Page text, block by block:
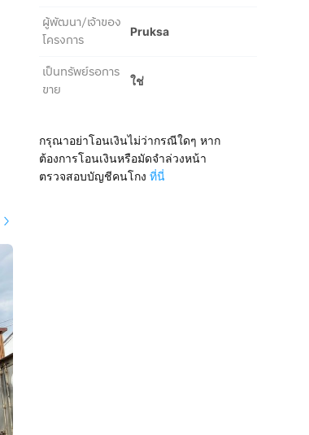
ผู้พัฒนา/เจ้าของ
โครงการ
Pruksa
เป็นทรัพย์รอการ
ขาย
ใช่
กรุณาอย่าโอนเงินไม่ว่ากรณีใดๆ หาก
ต้องการโอนเงินหรือมัดจำล่วงหน้า
ตรวจสอบบัญชีคนโกง ที่นี่